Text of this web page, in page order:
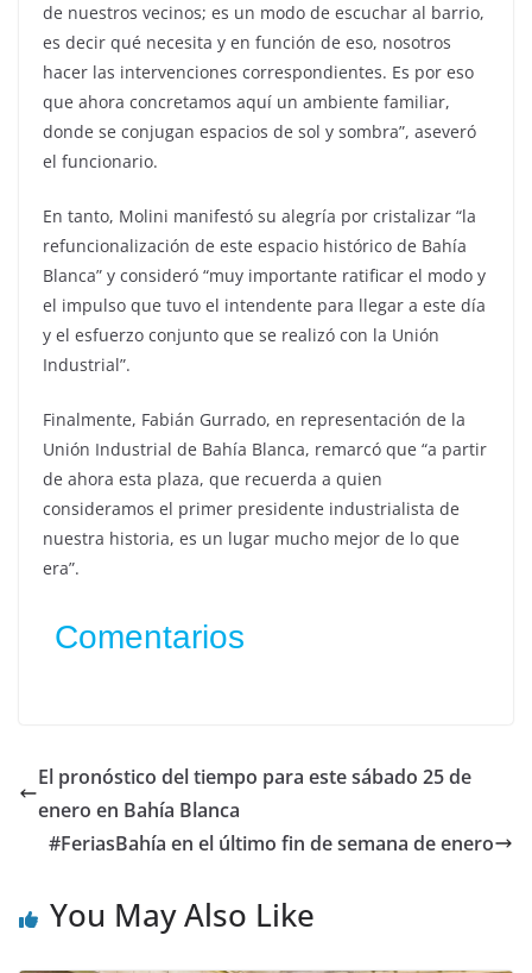
de nuestros vecinos; es un modo de escuchar al barrio,
es decir qué necesita y en función de eso, nosotros
hacer las intervenciones correspondientes. Es por eso
que ahora concretamos aquí un ambiente familiar,
donde se conjugan espacios de sol y sombra”, aseveró
el funcionario.
En tanto, Molini manifestó su alegría por cristalizar “la
refuncionalización de este espacio histórico de Bahía
Blanca” y consideró “muy importante ratificar el modo y
el impulso que tuvo el intendente para llegar a este día
y el esfuerzo conjunto que se realizó con la Unión
Industrial”.
Finalmente, Fabián Gurrado, en representación de la
Unión Industrial de Bahía Blanca, remarcó que “a partir
de ahora esta plaza, que recuerda a quien
consideramos el primer presidente industrialista de
nuestra historia, es un lugar mucho mejor de lo que
era”.
Comentarios
El pronóstico del tiempo para este sábado 25 de
enero en Bahía Blanca
#FeriasBahía en el último fin de semana de enero
You May Also Like